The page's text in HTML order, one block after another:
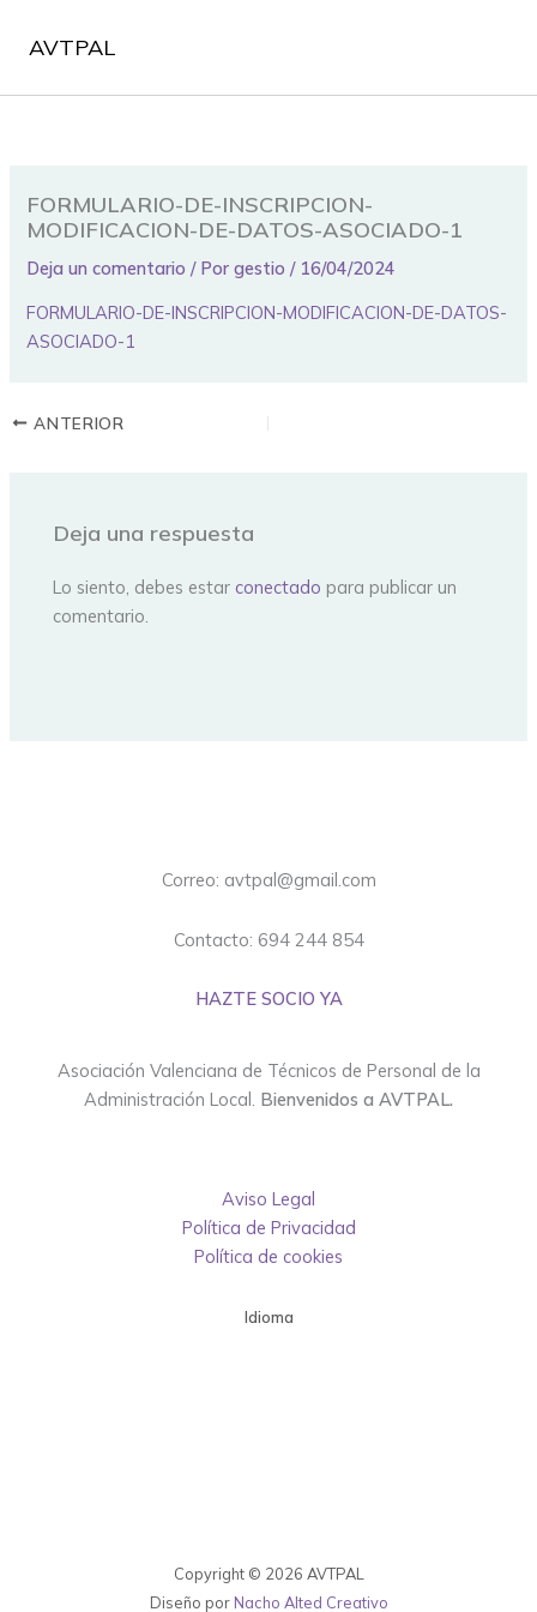
AVTPAL
FORMULARIO-DE-INSCRIPCION-
MODIFICACION-DE-DATOS-ASOCIADO-1
Deja un comentario / Porgestio/ 16/04/2024
FORMULARIO-DE-INSCRIPCION-MODIFICACION-DE-DATOS-
ASOCIADO-1
ANTERIOR
Deja una respuesta
Lo siento, debes estar conectado para publicar un
comentario.
Correo: avtpal@gmail.com
Contacto: 694 244 854
HAZTE SOCIO YA
Asociación Valenciana de Técnicos de Personal de la
Administración Local. Bienvenidos a AVTPAL.
Aviso Legal
Política de Privacidad
Política de cookies
Idioma
Copyright © 2026 AVTPAL
Diseño por Nacho Alted Creativo